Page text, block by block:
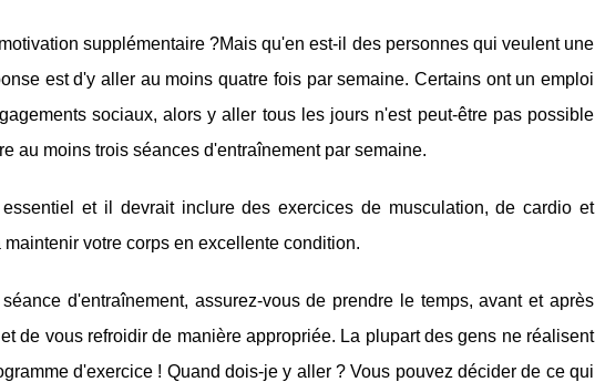
supplémentaire ?Mais qu'en est-il des personnes qui veulent une
est d'y aller au moins quatre fois par semaine. Certains ont un emploi
sociaux, alors y aller tous les jours n'est peut-être pas possible
au moins trois séances d'entraînement par semaine.
et il devrait inclure des exercices de musculation, de cardio et
votre corps en excellente condition.
d'entraînement, assurez-vous de prendre le temps, avant et après
de vous refroidir de manière appropriée. La plupart des gens ne réalisent
d'exercice ! Quand dois-je y aller ? Vous pouvez décider de ce qui